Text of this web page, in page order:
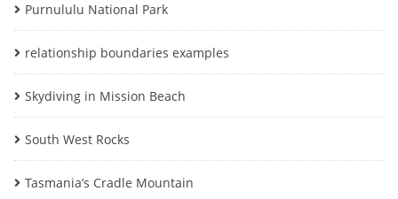
Purnululu National Park
relationship boundaries examples
Skydiving in Mission Beach
South West Rocks
Tasmania’s Cradle Mountain